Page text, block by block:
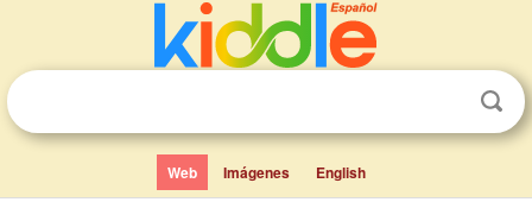
Web Imágenes English